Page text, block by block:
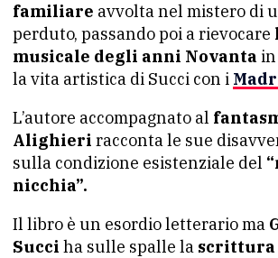
familiare avvolta nel mistero di
perduto, passando poi a rievocare
musicale degli anni Novanta
la vita artistica di Succi con i
L’autore accompagnato al
Alighieri racconta le sue
sulla condizione esistenziale del
nicchia”.
Il libro è un esordio letterario ma
Succi ha sulle spalle la scrittura